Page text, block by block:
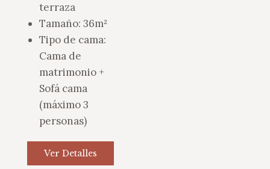
terraza
Tamaño: 36m²
Tipo de cama:
Cama de
matrimonio +
Sofá cama
(máximo 3
personas)
Ver Detalles